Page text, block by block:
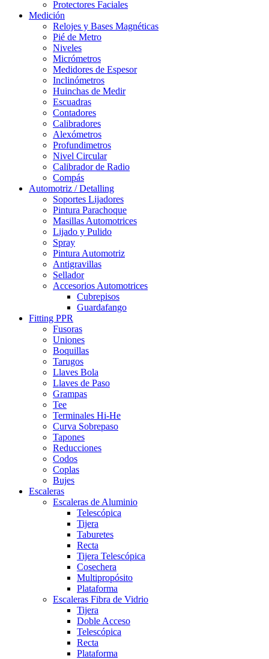
Protectores Faciales
Medición
Relojes y Bases Magnéticas
Pié de Metro
Niveles
Micrómetros
Medidores de Espesor
Inclinómetros
Huinchas de Medir
Escuadras
Contadores
Calibradores
Alexómetros
Profundimetros
Nivel Circular
Calibrador de Radio
Compás
Automotriz / Detalling
Soportes Lijadores
Pintura Parachoque
Masillas Automotrices
Lijado y Pulido
Spray
Pintura Automotriz
Antigravillas
Sellador
Accesorios Automotrices
Cubrepisos
Guardafango
Fitting PPR
Fusoras
Uniones
Boquillas
Tarugos
Llaves Bola
Llaves de Paso
Grampas
Tee
Terminales Hi-He
Curva Sobrepaso
Tapones
Reducciones
Codos
Coplas
Bujes
Escaleras
Escaleras de Aluminio
Telescópica
Tijera
Taburetes
Recta
Tijera Telescópica
Cosechera
Multipropósito
Plataforma
Escaleras Fibra de Vidrio
Tijera
Doble Acceso
Telescópica
Recta
Plataforma